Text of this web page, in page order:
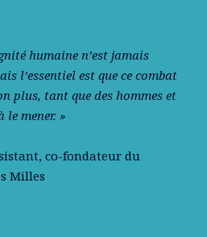
humaine n’est jamais
l’essentiel est que ce combat
plus, tant que des hommes et
le mener. »
co-fondateur du
Milles